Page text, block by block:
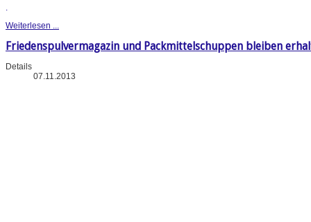
.
Weiterlesen ...
Friedenspulvermagazin und Packmittelschuppen bleiben
Details
07.11.2013